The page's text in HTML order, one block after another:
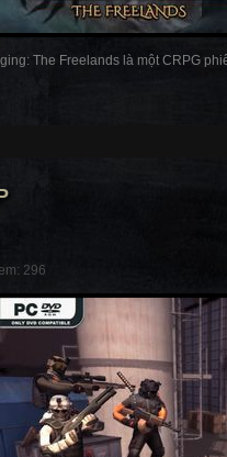
The Freelands là một CRPG
296